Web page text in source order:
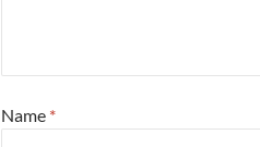
Name *